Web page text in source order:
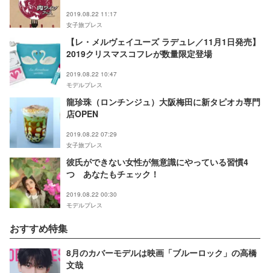
2019.08.22 11:17
女子旅プレス
【レ・メルヴェイユーズ ラデュレ／11月1日発売】
2019クリスマスコフレが数量限定登場
2019.08.22 10:47
モデルプレス
龍珍珠（ロンチンジュ）大阪梅田に新タピオカ専門
店OPEN
2019.08.22 07:29
女子旅プレス
彼氏ができない女性が無意識にやっている習慣4
つ あなたもチェック！
2019.08.22 00:30
モデルプレス
おすすめ特集
8月のカバーモデルは映画「ブルーロック」の高橋
文哉